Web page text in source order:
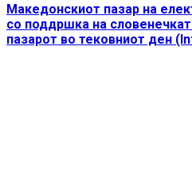
Македонскиот пазар на
со поддршка на
пазарот во тековниот ден